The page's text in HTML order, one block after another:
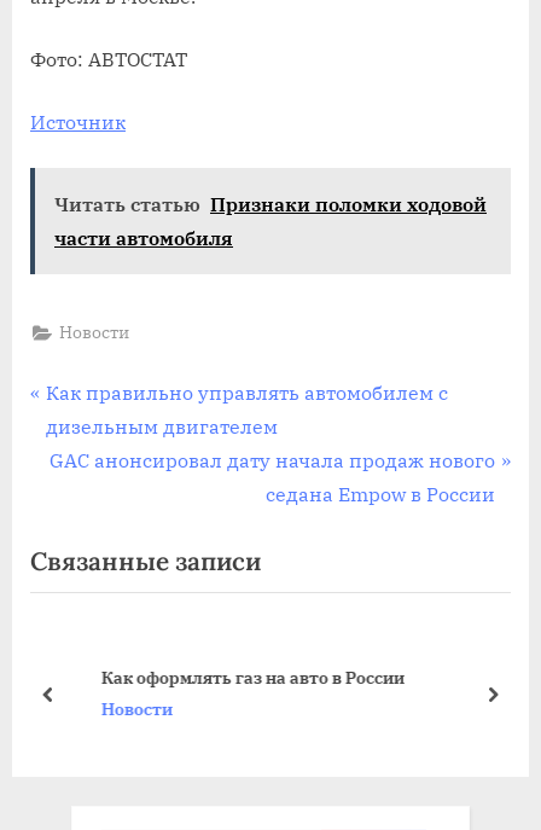
Фото: АВТОСТАТ
Источник
Читать статью Признаки поломки ходовой
части автомобиля
Новости
Навигация
по
П
р
е
д
у
я
Как правильно управлять автомобилем с
дизельным двигателем
С
д
у
а
GAC анонсировал дату начала продаж нового
седана Empow в России
Связанные записи
Как оформлять газ на авто в России
Новости
пред